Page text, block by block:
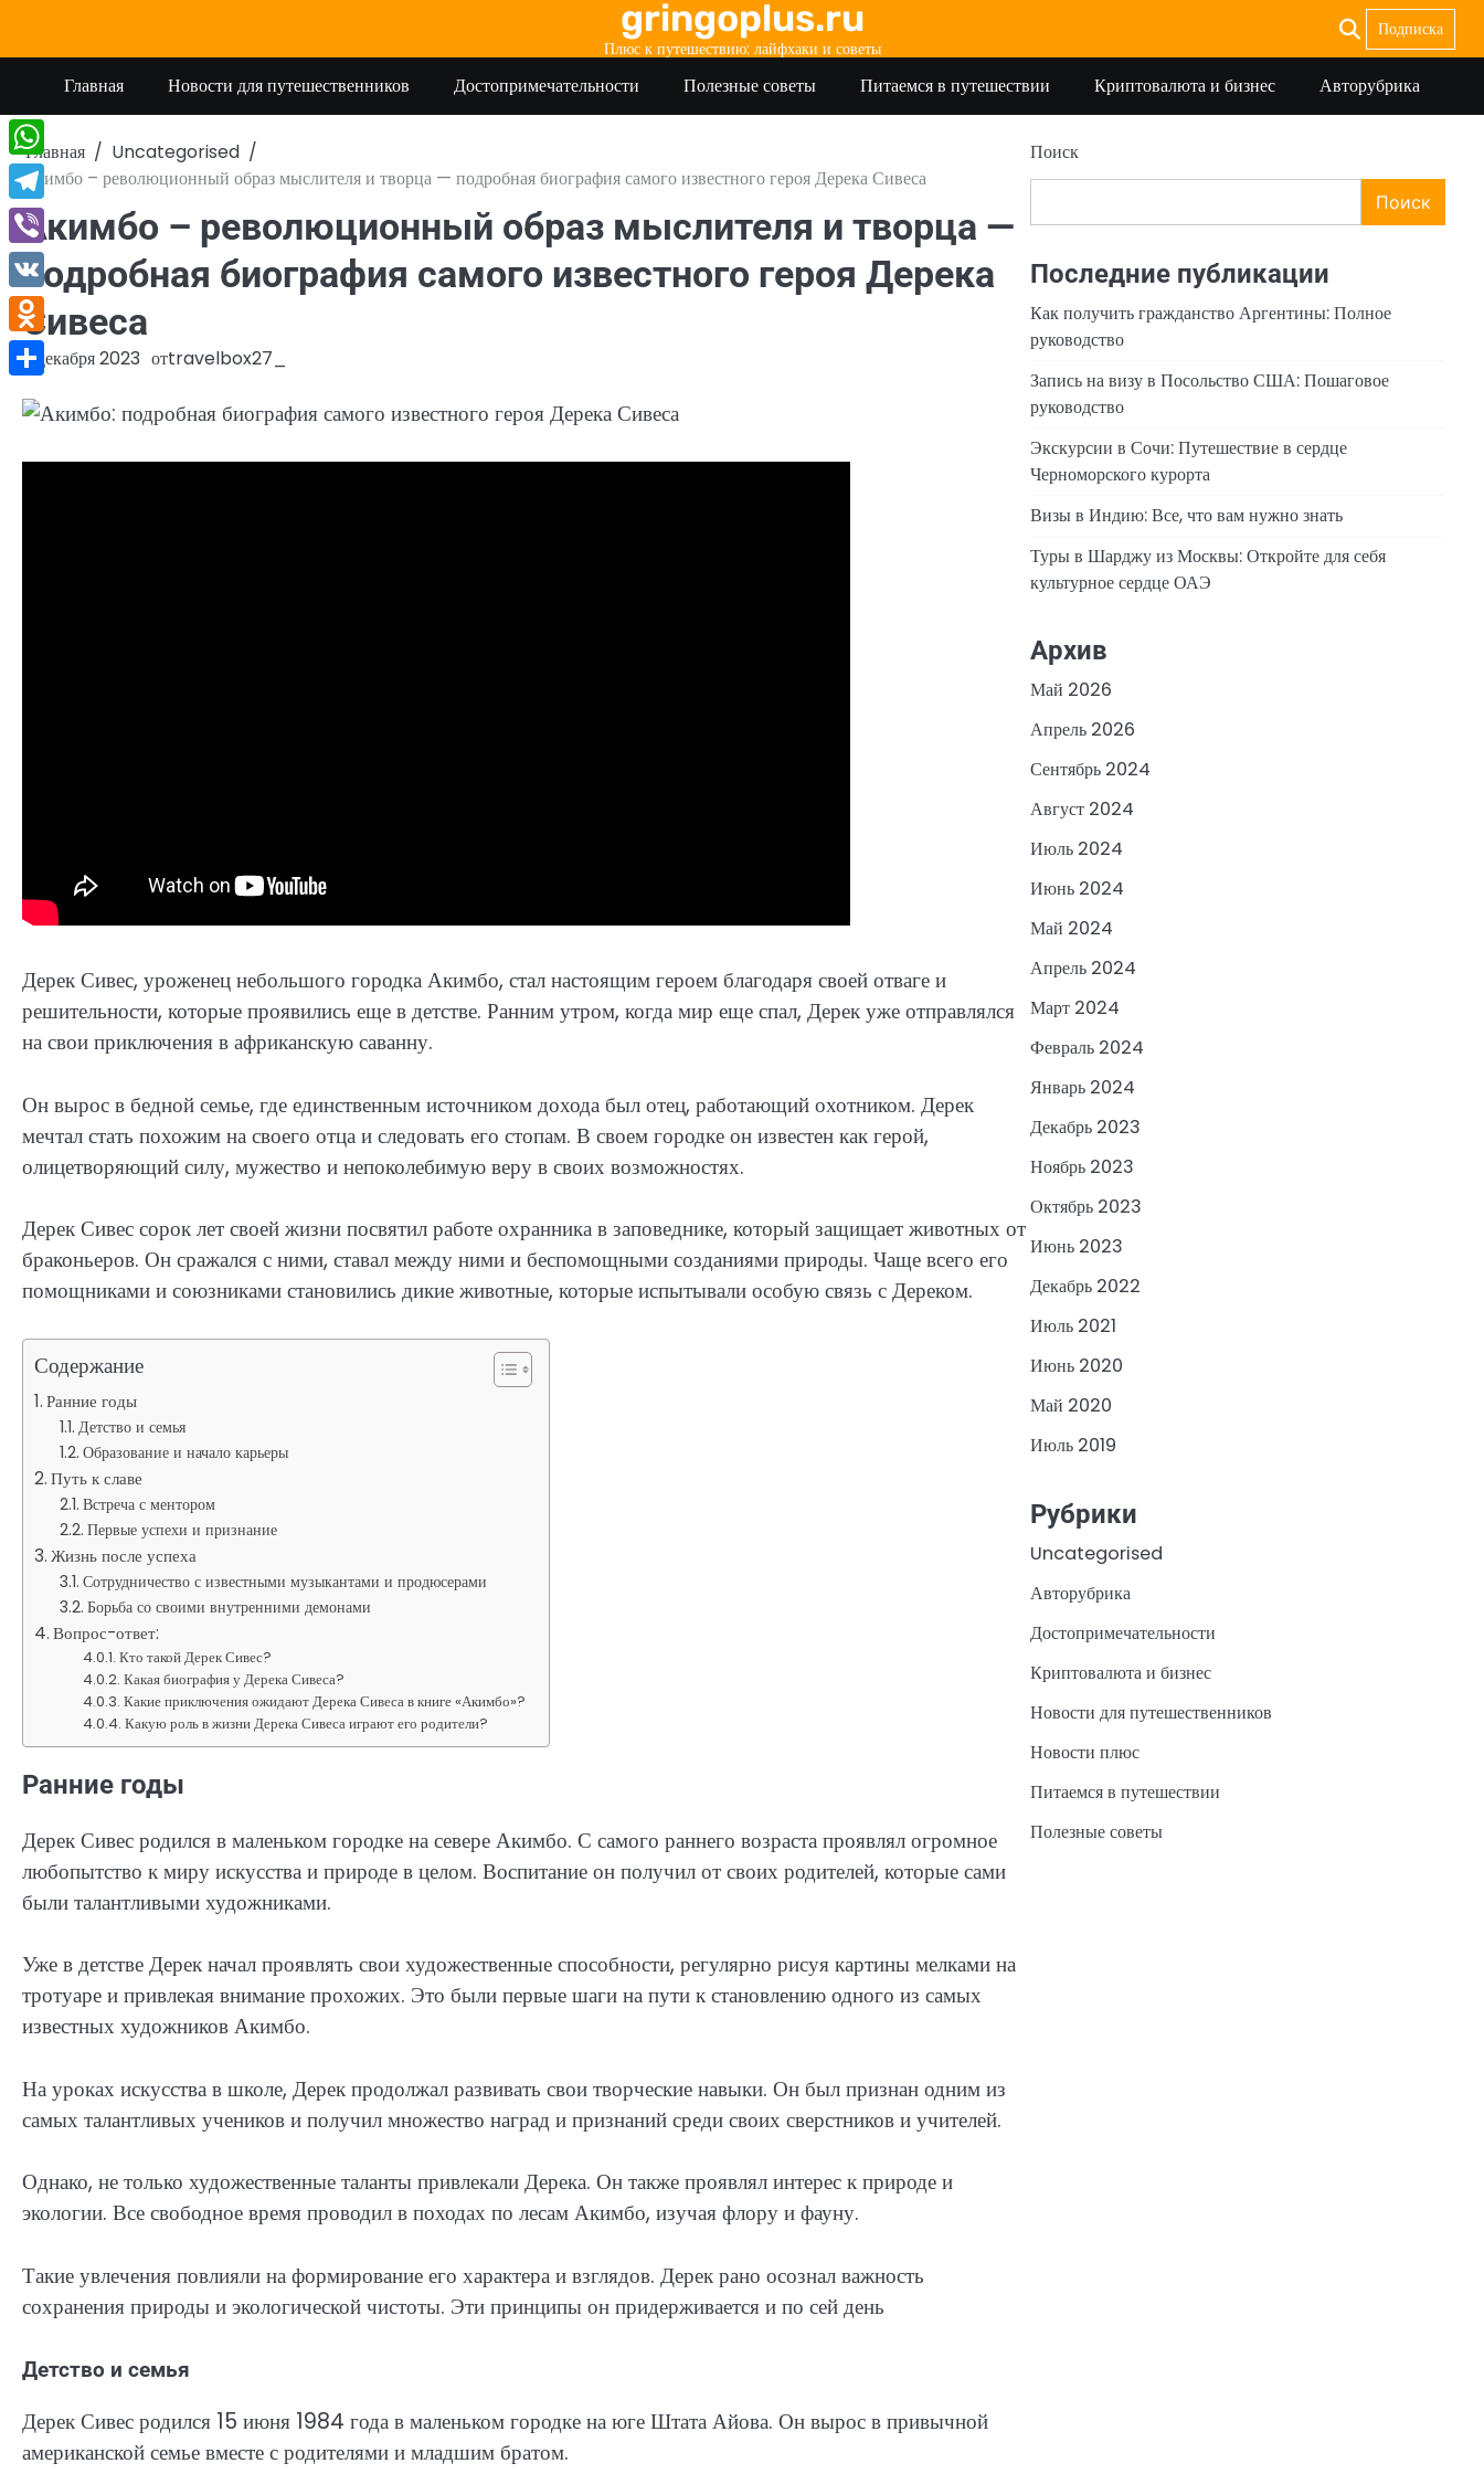
содержимому
gringoplus.ru
Плюс к путешествию: лайфхаки и советы
Подписка
Главная Новости для путешественников Достопримечательности Полезные советы Питаемся в путешествии Криптовалюта и бизнес Авторубрика
Главная
Uncategorised
Акимбо – революционный образ мыслителя и творца — подробная биография самого известного героя Дерека Сивеса
Акимбо – революционный образ мыслителя и творца —
подробная биография самого известного героя Дерека
Сивеса
2 декабря 2023 отtravelbox27_
Дерек Сивес, уроженец небольшого городка Акимбо, стал настоящим героем благодаря своей отваге и
решительности, которые проявились еще в детстве. Ранним утром, когда мир еще спал, Дерек уже отправлялся
на свои приключения в африканскую саванну.
Он вырос в бедной семье, где единственным источником дохода был отец, работающий охотником. Дерек
мечтал стать похожим на своего отца и следовать его стопам. В своем городке он известен как герой,
олицетворяющий силу, мужество и непоколебимую веру в своих возможностях.
Дерек Сивес сорок лет своей жизни посвятил работе охранника в заповеднике, который защищает животных от
браконьеров. Он сражался с ними, ставал между ними и беспомощными созданиями природы. Чаще всего его
помощниками и союзниками становились дикие животные, которые испытывали особую связь с Дереком.
Содержание
Ранние годы
Детство и семья
Образование и начало карьеры
Путь к славе
Встреча с ментором
Первые успехи и признание
Жизнь после успеха
Сотрудничество с известными музыкантами и продюсерами
Борьба со своими внутренними демонами
Вопрос-ответ:
Кто такой Дерек Сивес?
Какая биография у Дерека Сивеса?
Какие приключения ожидают Дерека Сивеса в книге «Акимбо»?
Какую роль в жизни Дерека Сивеса играют его родители?
Ранние годы
Дерек Сивес родился в маленьком городке на севере Акимбо. С самого раннего возраста проявлял огромное
любопытство к миру искусства и природе в целом. Воспитание он получил от своих родителей, которые сами
были талантливыми художниками.
Уже в детстве Дерек начал проявлять свои художественные способности, регулярно рисуя картины мелками на
тротуаре и привлекая внимание прохожих. Это были первые шаги на пути к становлению одного из самых
известных художников Акимбо.
На уроках искусства в школе, Дерек продолжал развивать свои творческие навыки. Он был признан одним из
самых талантливых учеников и получил множество наград и признаний среди своих сверстников и учителей.
Однако, не только художественные таланты привлекали Дерека. Он также проявлял интерес к природе и
экологии. Все свободное время проводил в походах по лесам Акимбо, изучая флору и фауну.
Такие увлечения повлияли на формирование его характера и взглядов. Дерек рано осознал важность
сохранения природы и экологической чистоты. Эти принципы он придерживается и по сей день
Детство и семья
Дерек Сивес родился 15 июня 1984 года в маленьком городке на юге Штата Айова. Он вырос в привычной
американской семье вместе с родителями и младшим братом.
Поиск
Поиск
Последние публикации
Как получить гражданство Аргентины: Полное
руководство
Запись на визу в Посольство США: Пошаговое
руководство
Экскурсии в Сочи: Путешествие в сердце
Черноморского курорта
Визы в Индию: Все, что вам нужно знать
Туры в Шарджу из Москвы: Откройте для себя
культурное сердце ОАЭ
Архив
Май 2026
Апрель 2026
Сентябрь 2024
Август 2024
Июль 2024
Июнь 2024
Май 2024
Апрель 2024
Март 2024
Февраль 2024
Январь 2024
Декабрь 2023
Ноябрь 2023
Октябрь 2023
Июнь 2023
Декабрь 2022
Июль 2021
Июнь 2020
Май 2020
Июль 2019
Рубрики
Uncategorised
Авторубрика
Достопримечательности
Криптовалюта и бизнес
Новости для путешественников
Новости плюс
Питаемся в путешествии
Полезные советы
WhatsApp
Telegram
Viber
VK
Odnoklassniki
Отправить